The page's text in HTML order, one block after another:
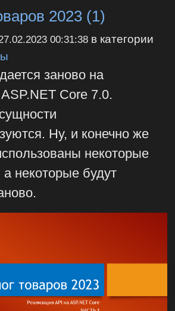
2023 (1)
00:31:38в категории
заново на
Core 7.0.
Ну, и конечно же
некоторые
некоторые будут